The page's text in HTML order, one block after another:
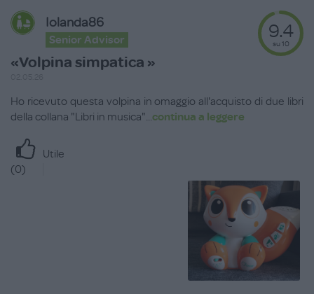
Iolanda86
Senior Advisor
«Volpina simpatica »
9.4
su 10
Ho ricevuto questa volpina in omaggio all'acquisto di due libri
della collana "Libri in musica"...continua a leggere
Utile
(0)